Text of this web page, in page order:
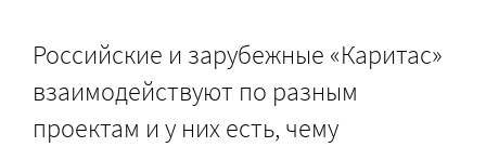
Российские и зарубежные «Каритас»
взаимодействуют по разным
проектам и у них есть, чему